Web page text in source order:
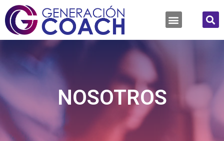
NOSOTROS